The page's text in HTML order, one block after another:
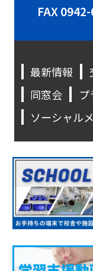
FAX
最新情報
同窓会
ソーシャル